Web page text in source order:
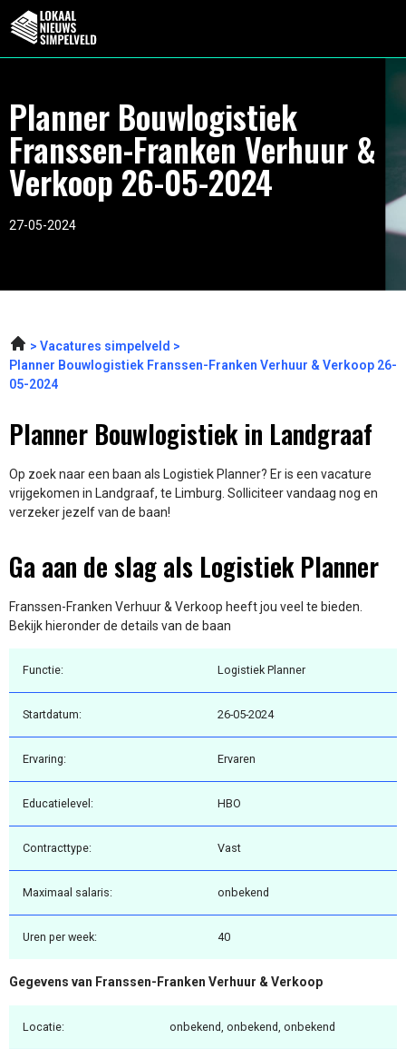
Planner Bouwlogistiek
Franssen-Franken Verhuur &
Verkoop 26-05-2024
27-05-2024
Vacatures simpelveld
Planner Bouwlogistiek Franssen-Franken Verhuur & Verkoop 26-
05-2024
Planner Bouwlogistiek in Landgraaf
Op zoek naar een baan als Logistiek Planner? Er is een vacature
vrijgekomen in Landgraaf, te Limburg. Solliciteer vandaag nog en
verzeker jezelf van de baan!
Ga aan de slag als Logistiek Planner
Franssen-Franken Verhuur & Verkoop heeft jou veel te bieden.
Bekijk hieronder de details van de baan
Functie: Logistiek Planner
Startdatum: 26-05-2024
Ervaring: Ervaren
Educatielevel: HBO
Contracttype: Vast
Maximaal salaris: onbekend
Uren per week: 40
Gegevens van Franssen-Franken Verhuur & Verkoop
Locatie: onbekend, onbekend, onbekend